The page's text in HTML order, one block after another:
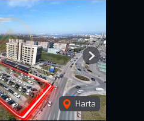
Harta
Next